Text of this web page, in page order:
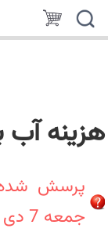
هزینه آب
پرسش شده
جمعه 7 دی 1397
جستجو
سبد